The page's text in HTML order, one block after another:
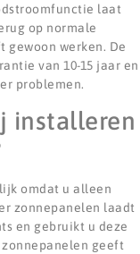
laat
op normale
werken. De
van 10-15 jaar en
problemen.
installeren
omdat u alleen
zonnepanelen laadt
en gebruikt u deze
geeft